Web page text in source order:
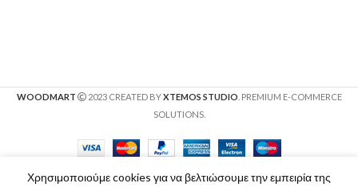
WOODMART 2023 CREATED BYXTEMOS STUDIO . PREMIUM E-COMMERCE
SOLUTIONS.
Χρησιμοποιούμε cookies για να βελτιώσουμε την εμπειρία της